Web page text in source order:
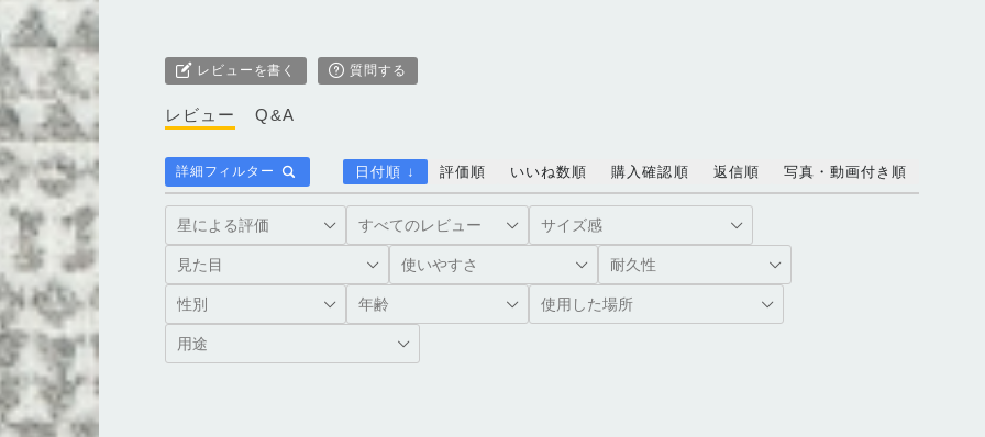
レビューを書く 質問する
レビュー Q&A
詳細フィルター 日付順 ↓ 評価順 いいね数順 購入確認順 返信順 写真・動画付き順